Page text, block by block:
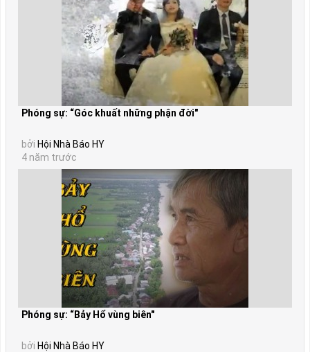
Phóng sự: “Góc khuất những phận đời"
bởi Hội Nhà Báo HY
4 năm trước
Phóng sự: “Bảy Hổ vùng biên"
bởi Hội Nhà Báo HY